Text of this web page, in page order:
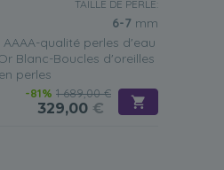
TAILLE DE PERLE:
6-7 mm
qualité perles d'eau
Blanc-Boucles d'oreilles
en perles
-81% 1 689,00 €
329,00 €